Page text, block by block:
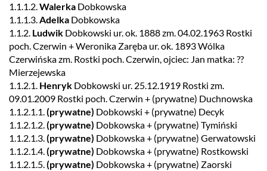
1.1.1.2.Walerka Dobkowska
1.1.1.3.Adelka Dobkowska
1.1.2. Ludwik Dobkowski ur. ok. 1888 zm. 04.02.1963 Rostki
poch. Czerwin + Weronika Zaręba ur. ok. 1893 Wólka
Czerwińska zm. Rostki poch. Czerwin, ojciec: Jan matka: ??
Mierzejewska
1.1.2.1. Henryk Dobkowski ur. 25.12.1919 Rostki zm.
09.01.2009 Rostki poch. Czerwin + (prywatne) Duchnowska
1.1.2.1.1.(prywatne) Dobkowski + (prywatne) Decyk
1.1.2.1.2.(prywatne) Dobkowska + (prywatne) Tymiński
1.1.2.1.3.(prywatne) Dobkowska + (prywatne) Gerwatowski
1.1.2.1.4.(prywatne) Dobkowska + (prywatne) Rostkowski
1.1.2.1.5.(prywatne) Dobkowska + (prywatne) Zaorski